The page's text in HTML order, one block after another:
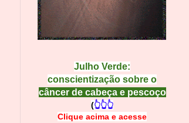
Julho Verde:
conscientização sobre o
câncer de cabeça e pescoço
(👆👆👆
Clique acima e acesse